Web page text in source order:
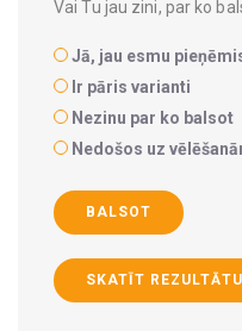
Vai Tu jau zini, par ko
Jā, jau esmu
Ir pāris varianti
Nezinu par ko balsot
Nedošos uz
BALSOT
SKATĪT